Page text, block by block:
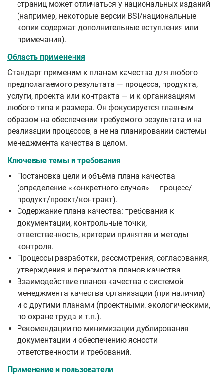
страниц может отличаться у национальных изданий
(например, некоторые версии BSI/национальные
копии содержат дополнительные вступления или
примечания).
Область применения
Стандарт применим к планам качества для любого
предполагаемого результата — процесса, продукта,
услуги, проекта или контракта — и к организациям
любого типа и размера. Он фокусируется главным
образом на обеспечении требуемого результата и на
реализации процессов, а не на планировании системы
менеджмента качества в целом.
Ключевые темы и требования
Постановка цели и объёма плана качества
(определение «конкретного случая» — процесс/
продукт/проект/контракт).
Содержание плана качества: требования к
документации, контрольные точки,
ответственность, критерии принятия и методы
контроля.
Процессы разработки, рассмотрения, согласования,
утверждения и пересмотра планов качества.
Взаимодействие планов качества с системой
менеджмента качества организации (при наличии)
и с другими планами (проектными, экологическими,
по охране труда и т.п.).
Рекомендации по минимизации дублирования
документации и обеспечению ясности
ответственности и требований.
Применение и пользователи